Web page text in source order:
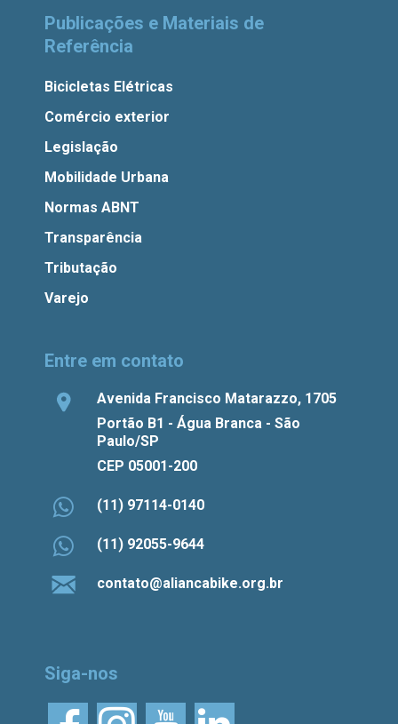
Publicações e Materiais de
Referência
Bicicletas Elétricas
Comércio exterior
Legislação
Mobilidade Urbana
Normas ABNT
Transparência
Tributação
Varejo
Entre em contato
Avenida Francisco Matarazzo, 1705
Portão B1 - Água Branca - São
Paulo/SP
CEP 05001-200
(11) 97114-0140
(11) 92055-9644
contato@aliancabike.org.br
Siga-nos